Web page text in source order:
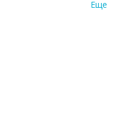
Еще